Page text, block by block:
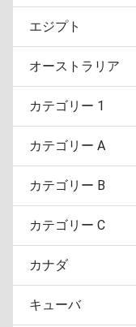
エジプト
オーストラリア
カテゴリー 1
カテゴリー A
カテゴリー B
カテゴリー C
カナダ
キューバ